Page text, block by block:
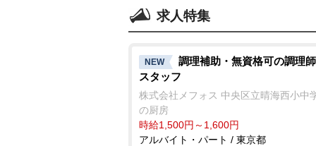
求人特集
NEW
調理補助・無資格可の調理
スタッフ
株式会社メフォス 中央区立晴海西小中
の厨房
時給1,500円～1,600円
アルバイト・パート / 東京都